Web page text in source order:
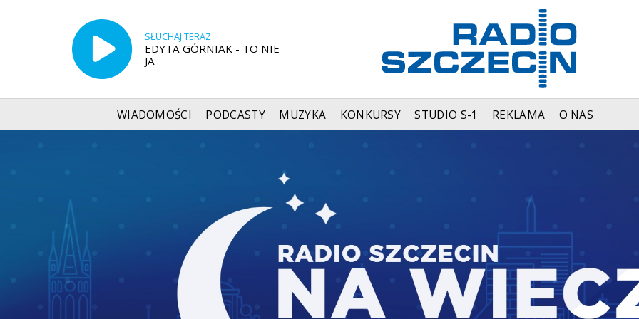
SŁUCHAJ TERAZ
EDYTA GÓRNIAK - TO NIE
JA
WIADOMOŚCI PODCASTY MUZYKA KONKURSY STUDIO S-1 REKLAMA O NAS